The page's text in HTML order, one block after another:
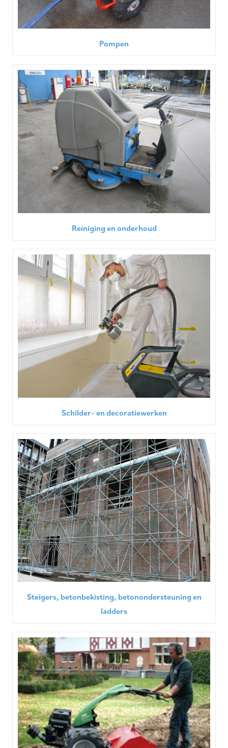
Pompen
Reiniging en onderhoud
Schilder- en decoratiewerken
Steigers, betonbekisting, betonondersteuning en
ladders